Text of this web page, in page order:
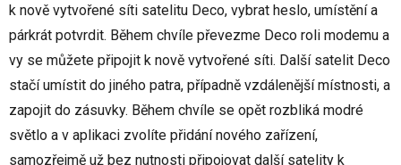
k nově vytvořené síti satelitu Deco, vybrat heslo, umístění a
párkrát potvrdit. Během chvíle převezme Deco roli modemu a
vy se můžete připojit k nově vytvořené síti. Další satelit Deco
stačí umístit do jiného patra, případně vzdálenější místnosti, a
zapojit do zásuvky. Během chvíle se opět rozbliká modré
světlo a v aplikaci zvolíte přidání nového zařízení,
samozřejmě už bez nutnosti připojovat další satelity k